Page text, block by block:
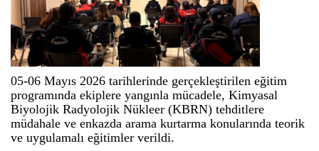
05-06 Mayıs 2026 tarihlerinde gerçekleştirilen eğitim
programında ekiplere yangınla mücadele, Kimyasal
Biyolojik Radyolojik Nükleer (KBRN) tehditlere
müdahale ve enkazda arama kurtarma konularında teorik
ve uygulamalı eğitimler verildi.